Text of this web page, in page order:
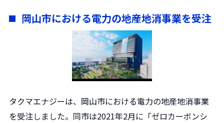
岡山市における電力の地産地消事業を受注
タクマエナジーは、岡山市における電力の地産地消事業
を受注しました。同市は2021年2月に「ゼロカーボンシ